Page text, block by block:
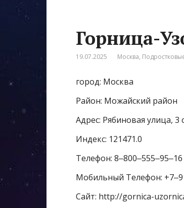
Горница-
19.07.2025 Москва,
город: Москва
Район: Можайский район
Адрес: Рябиновая улица, 3
Индекс: 121471.0
Телефон: 8‒800‒555‒95‒16
Мобильный Телефон:
Сайт: http://gornica-